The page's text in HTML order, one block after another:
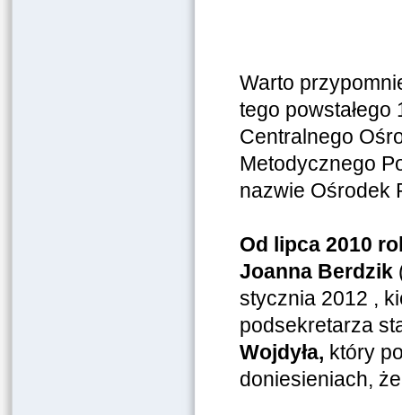
Warto
tego
Centralnego
Metodycznego
nazwie Ośrodek
Od lipca 2010
Joanna Berdzik
stycznia 2012 ,
podsekretarza
Wojdyła, który
doniesieniach,